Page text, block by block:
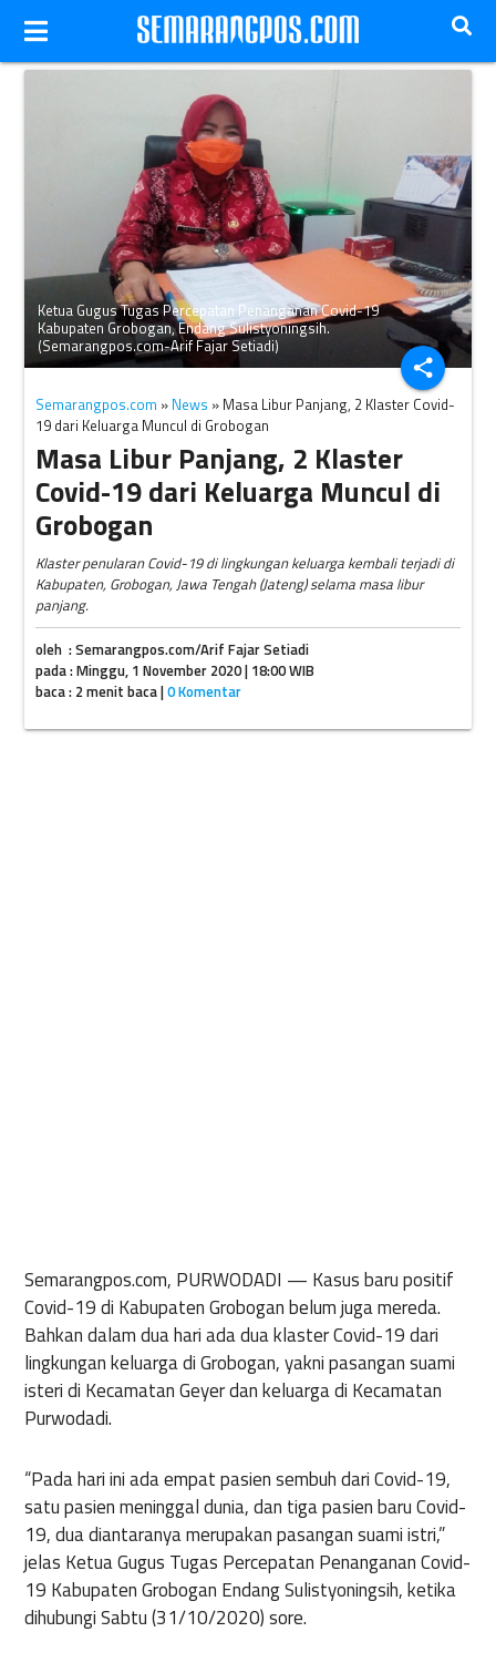
share
Ketua Gugus Tugas Percepatan Penanganan Covid-19
Kabupaten Grobogan, Endang Sulistyoningsih.
(Semarangpos.com-Arif Fajar Setiadi)
Semarangpos.com » News » Masa Libur Panjang, 2 Klaster Covid-
19 dari Keluarga Muncul di Grobogan
Masa Libur Panjang, 2 Klaster
Covid-19 dari Keluarga Muncul di
Grobogan
Klaster penularan Covid-19 di lingkungan keluarga kembali terjadi di
Kabupaten, Grobogan, Jawa Tengah (Jateng) selama masa libur
panjang.
oleh : Semarangpos.com/Arif Fajar Setiadi
pada : Minggu, 1 November 2020 | 18:00 WIB
baca : 2 menit baca |0 Komentar
Semarangpos.com, PURWODADI — Kasus baru positif
Covid-19 di Kabupaten Grobogan belum juga mereda.
Bahkan dalam dua hari ada dua klaster Covid-19 dari
lingkungan keluarga di Grobogan, yakni pasangan suami
isteri di Kecamatan Geyer dan keluarga di Kecamatan
Purwodadi.
“Pada hari ini ada empat pasien sembuh dari Covid-19,
satu pasien meninggal dunia, dan tiga pasien baru Covid-
19, dua diantaranya merupakan pasangan suami istri,”
jelas Ketua Gugus Tugas Percepatan Penanganan Covid-
19 Kabupaten Grobogan Endang Sulistyoningsih, ketika
dihubungi Sabtu (31/10/2020) sore.